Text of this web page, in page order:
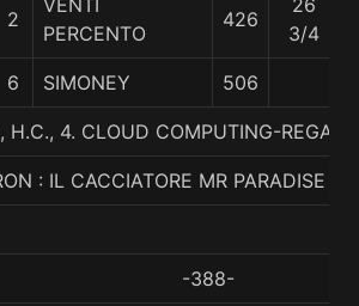
2
VENTI
PERCENTO
426
26
3/4
6 SIMONEY 506
H.C., 4. CLOUD COMPUTING-REGAL
: IL CACCIATORE MR PARADISE
-388-